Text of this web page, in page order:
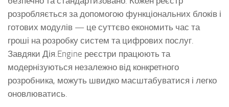
розробляється за допомогою функціональних блоків і
готових модулів — це суттєво економить час та
гроші на розробку систем та цифрових послуг.
Завдяки Дія.Engine реєстри працюють та
модернізуються незалежно від конкретного
розробника, можуть швидко масштабуватися і легко
оновлюватись.